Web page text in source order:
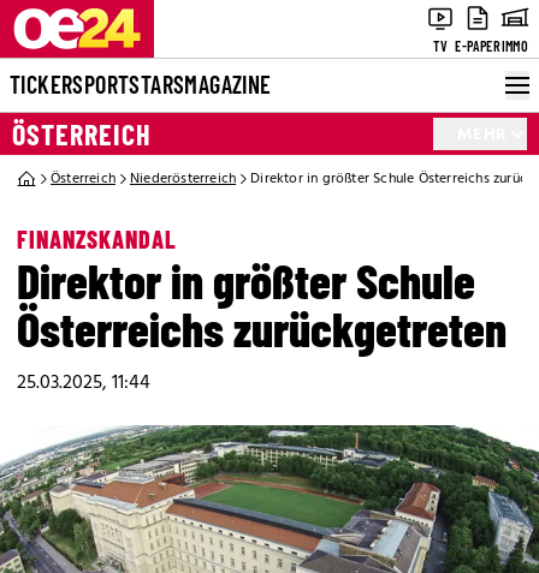
TV E-PAPERIMMO
TICKERSPORTSTARSMAGAZINE
ÖSTERREICH
Österreich Niederösterreich Direktor in größter Schule Österreichs
FINANZSKANDAL
Direktor in größter Schule
Österreichs zurückgetreten
25.03.2025, 11:44